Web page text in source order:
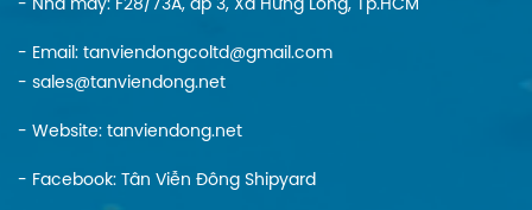
- Nhà máy: F28/73A, ấp 3, Xã Hưng Long, Tp.HCM
- Email: tanviendongcoltd@gmail.com
- sales@tanviendong.net
- Website: tanviendong.net
- Facebook: Tân Viễn Đông Shipyard